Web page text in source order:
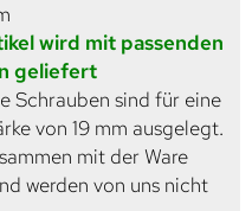
wird mit passenden
geliefert
Schrauben sind für eine
von 19 mm ausgelegt.
mit der Ware
werden von uns nicht